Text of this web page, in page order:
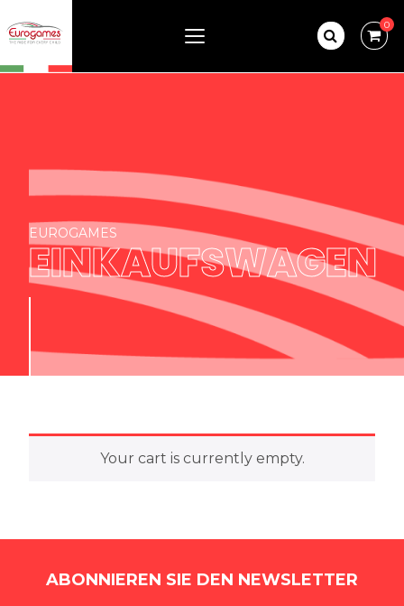
0
EUROGAMES
EINKAUFSWAGEN
Your cart is currently empty.
ABONNIEREN SIE DEN NEWSLETTER